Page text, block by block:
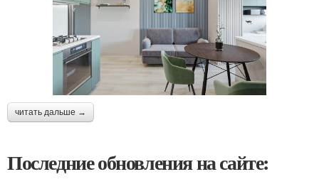
читать дальше →
Последние обновления на сайте: